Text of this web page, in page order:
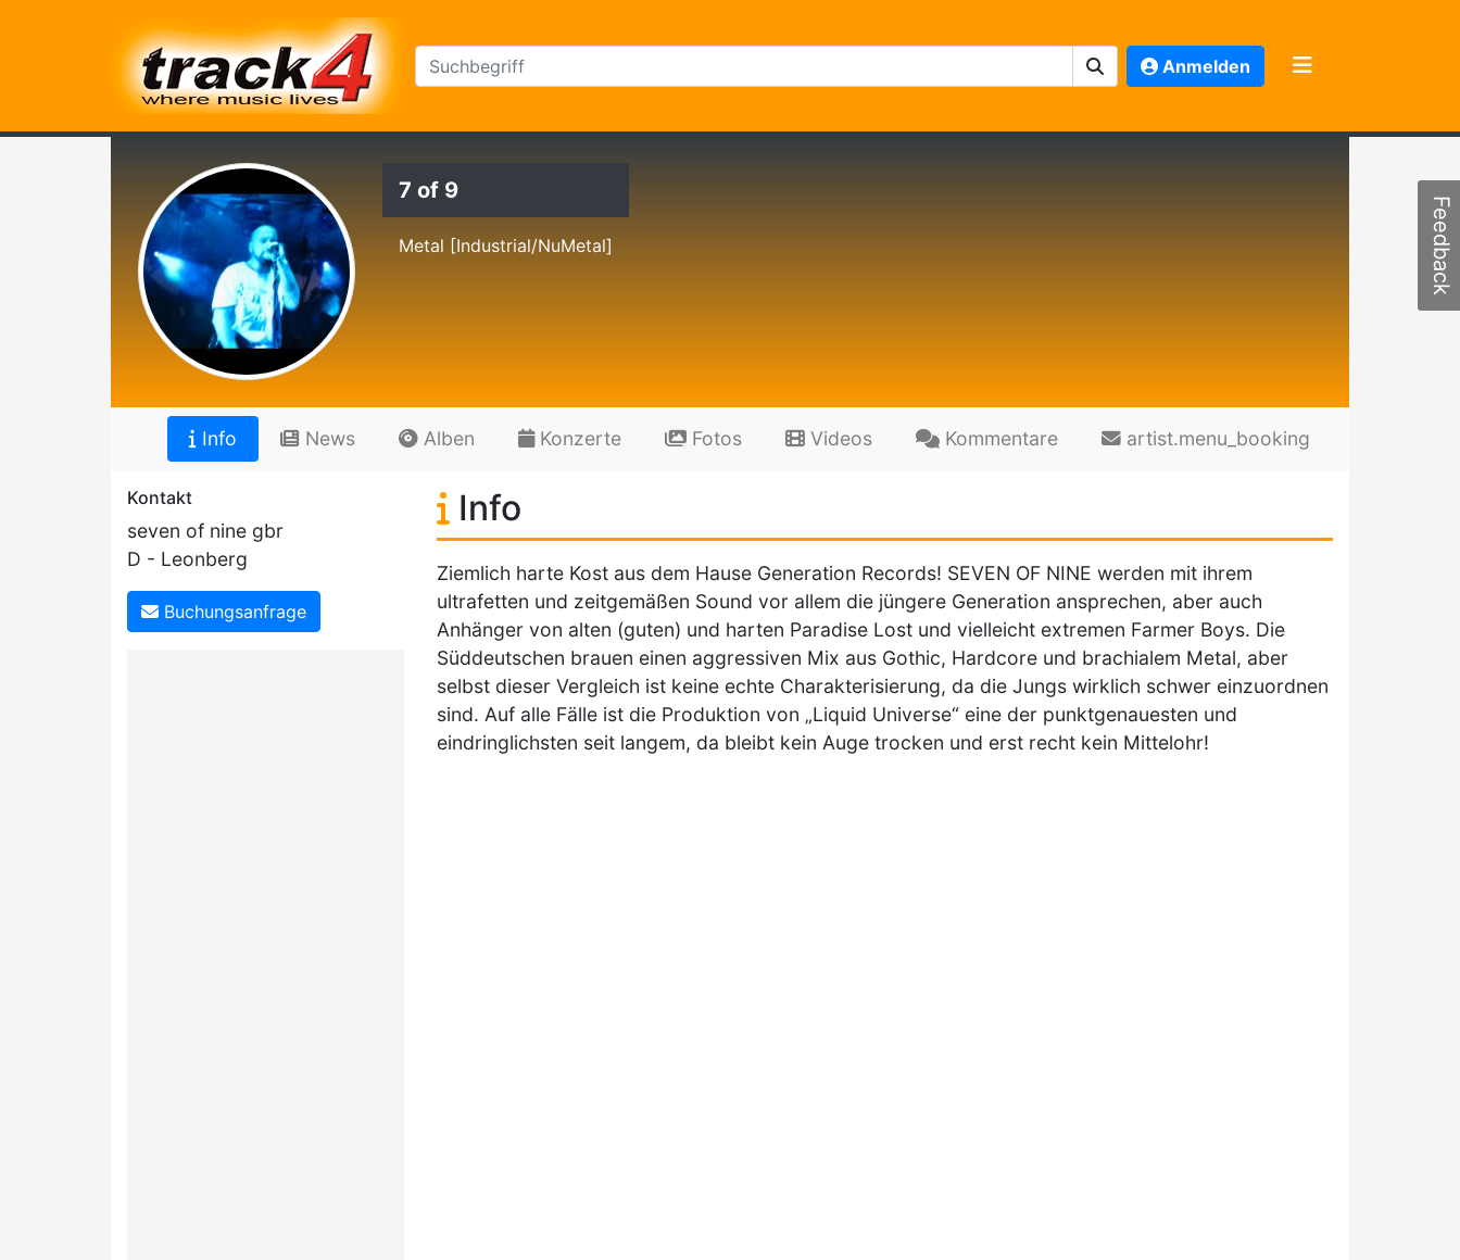
Anmelden
7 of 9
Metal [Industrial/NuMetal]
Info News Alben Konzerte Fotos Videos Kommentare artist.menu_booking
Kontakt
seven of nine gbr
D - Leonberg
Buchungsanfrage
Info
Ziemlich harte Kost aus dem Hause Generation Records! SEVEN OF NINE werden mit ihrem
ultrafetten und zeitgemäßen Sound vor allem die jüngere Generation ansprechen, aber auch
Anhänger von alten (guten) und harten Paradise Lost und vielleicht extremen Farmer Boys. Die
Süddeutschen brauen einen aggressiven Mix aus Gothic, Hardcore und brachialem Metal, aber
selbst dieser Vergleich ist keine echte Charakterisierung, da die Jungs wirklich schwer einzuordnen
sind. Auf alle Fälle ist die Produktion von „Liquid Universe“ eine der punktgenauesten und
eindringlichsten seit langem, da bleibt kein Auge trocken und erst recht kein Mittelohr!
Feedback